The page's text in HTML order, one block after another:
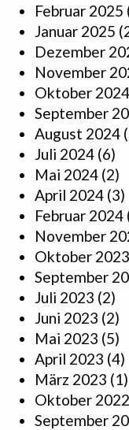
Februar 2025
Januar 2025
Dezember
November
Oktober 2024
September
August 2024
Juli 2024 (6)
Mai 2024 (2)
April 2024 (3)
Februar 2024
November
Oktober 2023
September
Juli 2023 (2)
Juni 2023 (2)
Mai 2023 (5)
April 2023 (4)
März 2023 (1)
Oktober 2022
September